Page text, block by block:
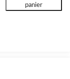
panier